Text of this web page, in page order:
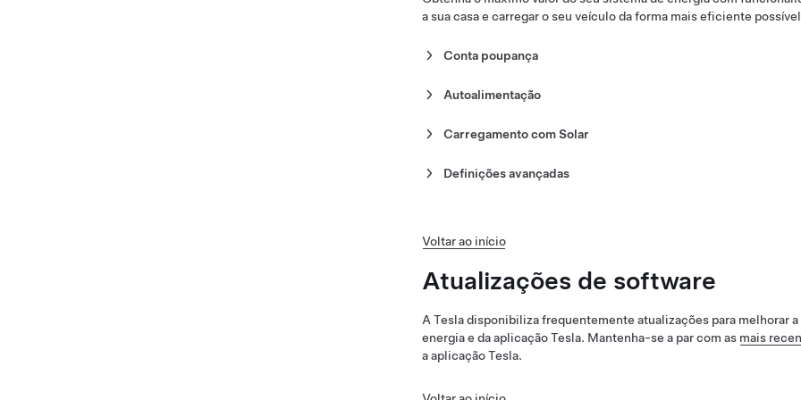
a sua casa e carregar o seu veículo da forma mais eficiente
Conta poupança
a energia à rede quando o preço da energia estiver alto. Saiba
Autoalimentação
sua casa com energia solar armazenada que não é utilizada ao
Carregamento com Solar
com a energia solar excedente
Definições avançadas
Voltar ao início
Atualizações de software
A Tesla disponibiliza frequentemente atualizações para melhorar
energia e da aplicação Tesla. Mantenha-se a par com as mais
a aplicação Tesla.